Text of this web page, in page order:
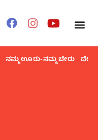
ನಮ್ಮ ಊರು-ನಮ್ಮ ಬೇರು ದೇಶ